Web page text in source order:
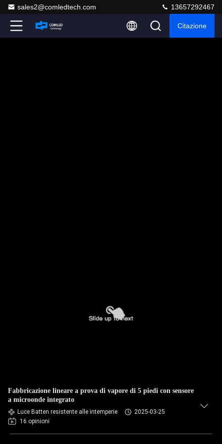
sales2@comledtech.com 13657292467
Citazione
Fabbricazione lineare a prova di vapore di 5 piedi con sensore
a microonde integrato
Luce Batten resistente alle intemperie
2025-03-25
16 opinioni